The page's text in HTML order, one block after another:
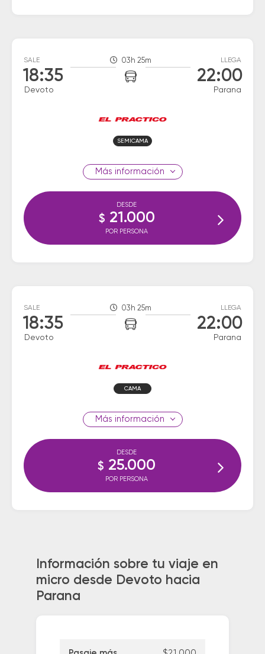
SALE
18:35
Devoto
03h 25m LLEGA
22:00
Parana
SEMICAMA
información
DESDE
$ 21.000
POR PERSONA
SALE
18:35
Devoto
03h 25m LLEGA
22:00
Parana
CAMA
información
DESDE
$ 25.000
POR PERSONA
Información sobre tu viaje en
micro desde Devoto hacia
Parana